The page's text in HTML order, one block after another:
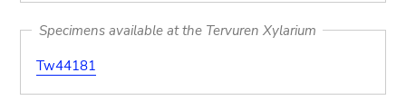
Specimens available at the Tervuren Xylarium
Tw44181